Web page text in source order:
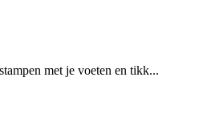
met je voeten en tikk...